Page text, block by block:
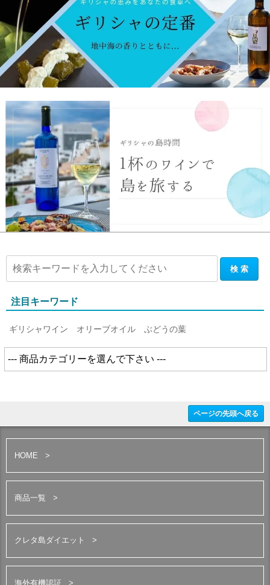
注目キーワード
ギリシャワイン オリーブオイル ぶどうの葉
ページの先頭へ戻る
HOME
商品一覧
クレタ島ダイエット
海外有機認証